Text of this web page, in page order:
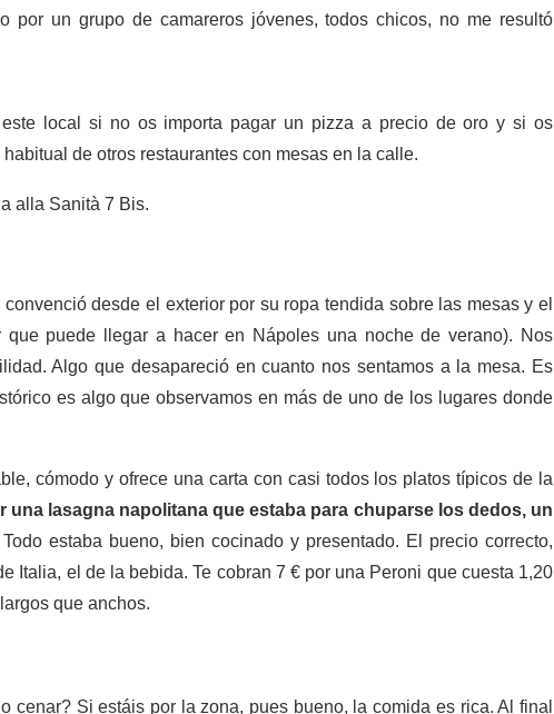
por un grupo de camareros jóvenes, todos chicos, no me resultó
este local si no os importa pagar un pizza a precio de oro y si os
de otros restaurantes con mesas en la calle.
alla Sanità 7 Bis.
desde el exterior por su ropa tendida sobre las mesas y el
puede llegar a hacer en Nápoles una noche de verano). Nos
Algo que desapareció en cuanto nos sentamos a la mesa. Es
es algo que observamos en más de uno de los lugares donde
cómodo y ofrece una carta con casi todos los platos típicos de la
una lasagna napolitana que estaba para chuparse los dedos, un
Todo estaba bueno, bien cocinado y presentado. El precio correcto,
Italia, el de la bebida. Te cobran 7 € por una Peroni que cuesta 1,20
que anchos.
cenar? Si estáis por la zona, pues bueno, la comida es rica. Al final